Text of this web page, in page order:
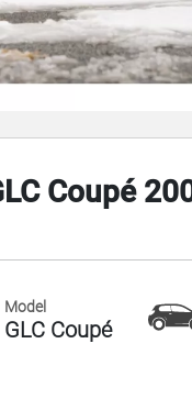
Coupé
Model
GLC Coupé